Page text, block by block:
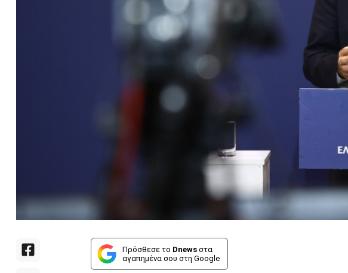
Πρόσθεσε το Dnews στα
αγαπημένα σου στη Google